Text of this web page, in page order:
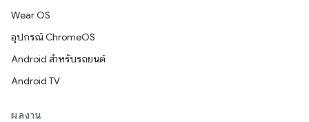
Wear OS
อุปกรณ์ ChromeOS
Android สำหรับรถยนต์
Android TV
ผลงาน